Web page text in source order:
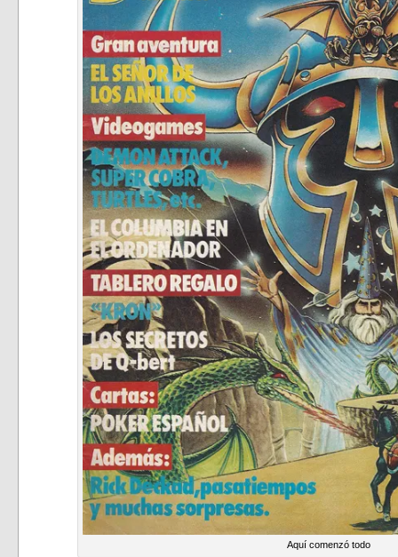
Aquí comenzó todo